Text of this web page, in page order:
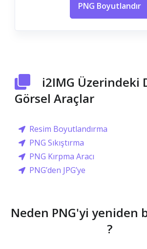
PNG Boyutlandır
i2IMG Üzerindeki
Görsel Araçlar
Resim Boyutlandırma
PNG Sıkıştırma
PNG Kırpma Aracı
PNG’den JPG’ye
Neden PNG'yi yeniden
?